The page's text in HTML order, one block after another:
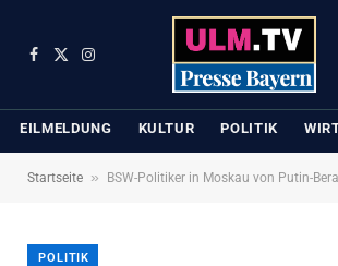
Facebook
X
Instagram
EILMELDUNG KULTUR POLITIK
Startseite » BSW-Politiker in Moskau von Putin-
POLITIK